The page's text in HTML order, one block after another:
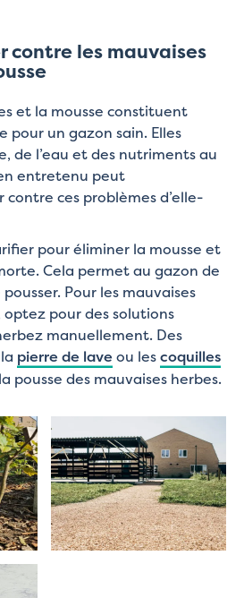
contre les mauvaises
et la mousse constituent
pour un gazon sain. Elles
de l’eau et des nutriments au
entretenu peut
ces problèmes d’elle-
pour éliminer la mousse et
Cela permet au gazon de
Pour les mauvaises
pour des solutions
manuellement. Des
pierre de lave ou lescoquilles
pousse des mauvaises herbes.